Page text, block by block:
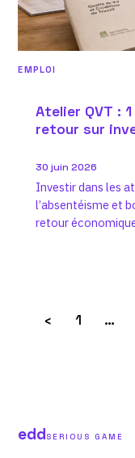
EMPLOI
Atelier QVT :
retour sur
30 juin 2026
Investir dans les
l’absentéisme et
retour
‹ 1 …
eddSERIOUS GAME